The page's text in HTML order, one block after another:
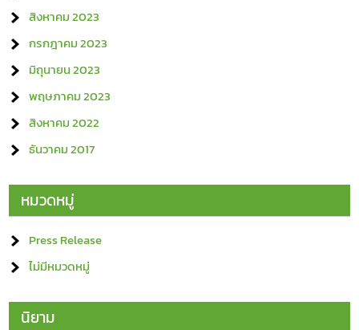
สิงหาคม 2023
กรกฎาคม 2023
มิถุนายน 2023
พฤษภาคม 2023
สิงหาคม 2022
ธันวาคม 2017
หมวดหมู่
Press Release
ไม่มีหมวดหมู่
นิยาม